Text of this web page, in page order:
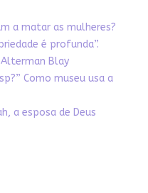
a matar as mulheres?
é profunda”.
Blay
Como museu usa a
a esposa de Deus